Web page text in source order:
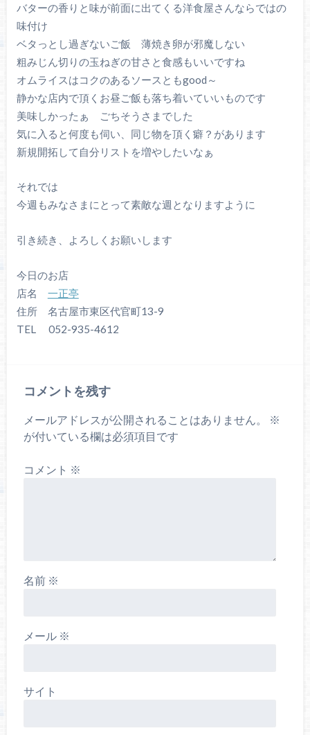
バターの香りと味が前面に出てくる洋食屋さんならではの
味付け
ベタっとし過ぎないご飯 薄焼き卵が邪魔しない
粗みじん切りの玉ねぎの甘さと食感もいいですね
オムライスはコクのあるソースともgood～
静かな店内で頂くお昼ご飯も落ち着いていいものです
美味しかったぁ ごちそうさまでした
気に入ると何度も伺い、同じ物を頂く癖？があります
新規開拓して自分リストを増やしたいなぁ
それでは
今週もみなさまにとって素敵な週となりますように
引き続き、よろしくお願いします
今日のお店
店名 一正亭
住所 名古屋市東区代官町13-9
TEL 052-935-4612
コメントを残す
メールアドレスが公開されることはありません。
※
が付いている欄は必須項目です
コメント ※
名前 ※
メール ※
サイト